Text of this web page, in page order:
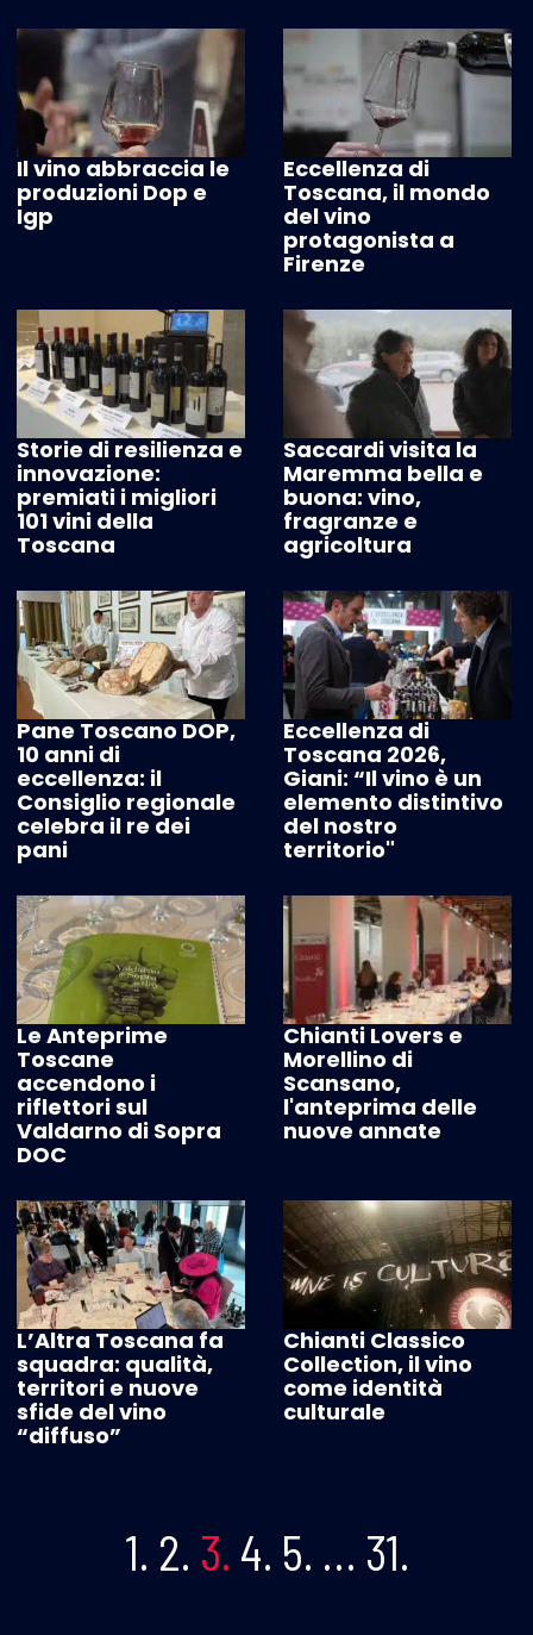
Il vino abbraccia le
produzioni Dop e
Igp
Eccellenza di
Toscana, il mondo
del vino
protagonista a
Firenze
Storie di resilienza e
innovazione:
premiati i migliori
101 vini della
Toscana
Saccardi visita la
Maremma bella e
buona: vino,
fragranze e
agricoltura
Pane Toscano DOP,
10 anni di
eccellenza: il
Consiglio regionale
celebra il re dei
pani
Eccellenza di
Toscana 2026,
Giani: “Il vino è un
elemento distintivo
del nostro
territorio"
Le Anteprime
Toscane
accendono i
riflettori sul
Valdarno di Sopra
DOC
Chianti Lovers e
Morellino di
Scansano,
l'anteprima delle
nuove annate
L’Altra Toscana fa
squadra: qualità,
territori e nuove
sfide del vino
“diffuso”
Chianti Classico
Collection, il vino
come identità
culturale
1. 2. 3. 4. 5. … 31.